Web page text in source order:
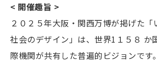
< 開催趣旨 >
２０２５年大阪・関西万博が掲げた「
社会のデザイン」は、世界1１５８ か
際機関が共有した普遍的ビジョンです。